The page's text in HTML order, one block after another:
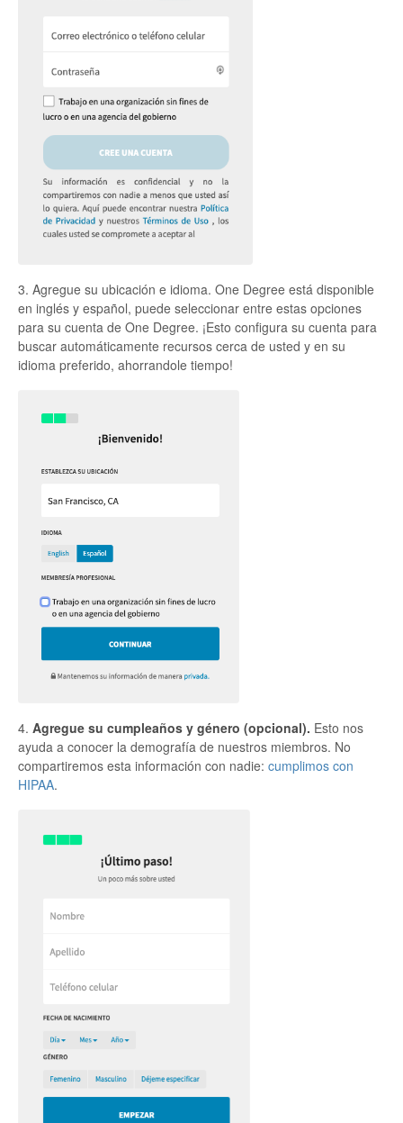
3. Agregue su ubicación e idioma. One Degree está disponible
en inglés y español, puede seleccionar entre estas opciones
para su cuenta de One Degree. ¡Esto configura su cuenta para
buscar automáticamente recursos cerca de usted y en su
idioma preferido, ahorrandole tiempo!
4. Agregue su cumpleaños y género (opcional). Esto nos
ayuda a conocer la demografía de nuestros miembros. No
compartiremos esta información con nadie: cumplimos con
HIPAA.